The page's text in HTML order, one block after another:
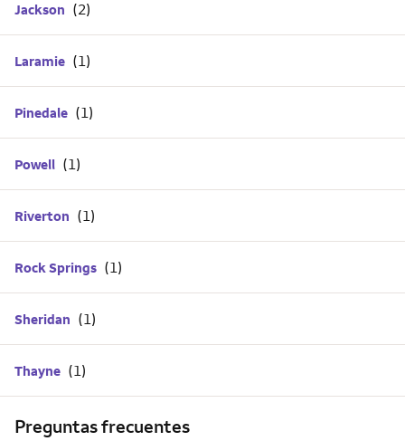
Jackson
Laramie
Pinedale
Powell
Riverton
Rock Springs
Sheridan
Thayne
Preguntas frecuentes